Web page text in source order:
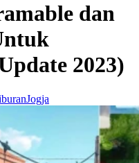
dan
2023)
Jogja